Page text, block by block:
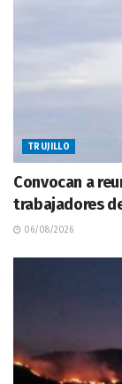
TRUJILLO
Convocan a
trabajadores
06/08/2026